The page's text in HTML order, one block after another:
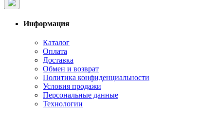
Информация
Каталог
Оплата
Доставка
Обмен и возврат
Политика конфиденциальности
Условия продажи
Персональные данные
Технологии